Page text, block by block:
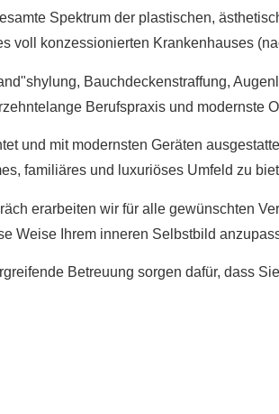
Spektrum der plastischen,
konzessionierten Krankenhauses
Bauchdeckenstraffung,
Berufspraxis und modernste
und mit modernsten Geräten
familiäres und luxuriöses Umfeld zu
erarbeiten wir für alle gewünschten
Weise Ihrem inneren Selbstbild
Betreuung sorgen dafür, dass